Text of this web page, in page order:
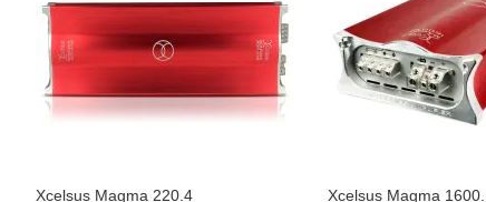
Xcelsus Magma 220.4 Xcelsus Magma